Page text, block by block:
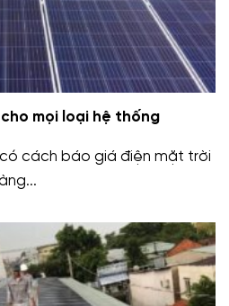
mọi loại hệ thống
cách báo giá điện mặt trời